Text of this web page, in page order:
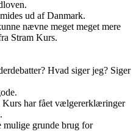
ud af Danmark.
nævne meget meget mere
Stram Kurs.
Hvad siger jeg? Siger
Kurs har fået vælgererklæringer
mulige grunde brug for